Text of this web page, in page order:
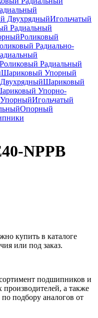
ДвухрядныйИгольчатый
Радиальный
Роликовый
Радиально-
Роликовый Радиальный
Шариковый Упорный
Шариковый
Упорно-
Игольчатый
Опорный
NPPB
купить в каталоге
или под заказ.
подшипников и
а также
подбору аналогов от